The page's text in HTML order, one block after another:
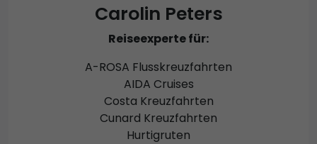
Carolin Peters
Reiseexperte für:
A-ROSA Flusskreuzfahrten
AIDA Cruises
Costa Kreuzfahrten
Cunard Kreuzfahrten
Hurtigruten